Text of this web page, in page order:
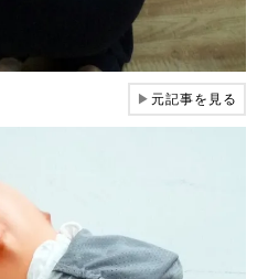
▶元記事を見る